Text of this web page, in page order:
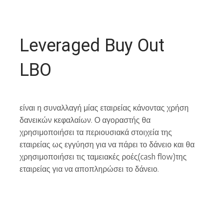
Leveraged Buy Out
LBO
είναι η συναλλαγή μίας εταιρείας κάνοντας χρήση
δανεικών κεφαλαίων. Ο αγοραστής θα
χρησιμοποιήσει τα περιουσιακά στοιχεία της
εταιρείας ως εγγύηση για να πάρει το δάνειο και θα
χρησιμοποιήσει τις ταμειακές ροές(cash flow)της
εταιρείας για να αποπληρώσει το δάνειο.